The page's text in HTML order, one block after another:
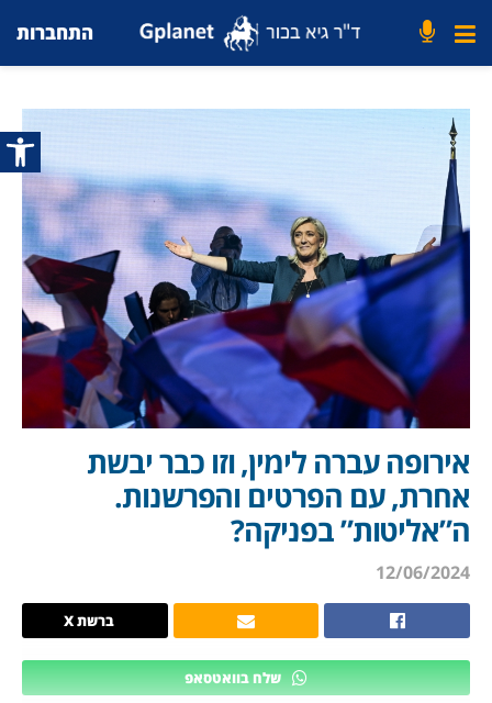
פתח
התחברות
אירופה עברה לימין, וזו כבר יבשת
אחרת, עם הפרטים והפרשנות.
ה”אליטות” בפניקה?
12/06/2024
ברשת X
שלח בוואטסאפ